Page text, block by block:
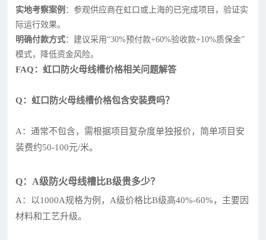
实地考察案例 ：参观供应商在虹口或上海的已完成项目，验证实
际运行效果。
明确付款方式：建议采用“30%预付款+60%验收款+10%质保金”
模式，降低资金风险。
FAQ：虹口防火母线槽价格相关问题解答
Q：虹口防火母线槽价格包含安装费吗？
A：通常不包含，需根据项目复杂度单独报价，简单项目安
装费约50-100元/米。
Q：A级防火母线槽比B级贵多少？
A：以1000A规格为例，A级价格比B级高40%-60%，主要因
材料和工艺升级。